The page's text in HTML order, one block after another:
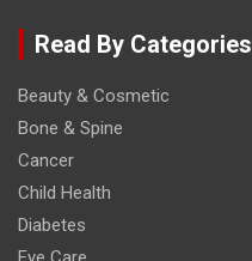
Read By Categories
Beauty & Cosmetic
Bone & Spine
Cancer
Child Health
Diabetes